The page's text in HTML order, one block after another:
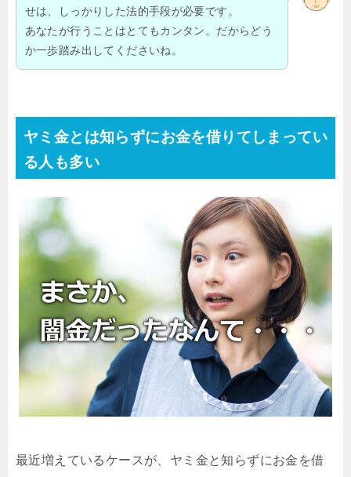
せは、しっかりした法的手段が必要です。
あなたが行うことはとてもカンタン。だからどう
か一歩踏み出してくださいね。
ヤミ金とは知らずにお金を借りてしまってい
る人も多い
最近増えているケースが、ヤミ金と知らずにお金を借